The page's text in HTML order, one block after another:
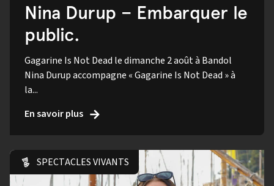
Nina Durup – Embarquer le
public.
Gagarine Is Not Dead le dimanche 2 août à Bandol
Nina Durup accompagne « Gagarine Is Not Dead » à
la...
En savoir plus
SPECTACLES VIVANTS